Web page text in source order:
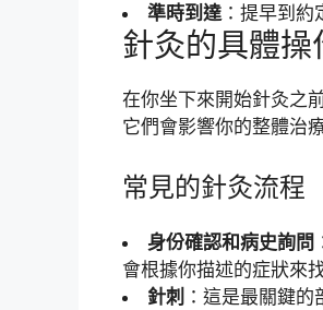
準時到達 ：提早到
針灸的具體操
在你坐下來開始針灸之
它們會影響你的整體治
常見的針灸流程
身份確認和病史詢問
會根據你描述的症狀來
針刺 ：這是最關鍵